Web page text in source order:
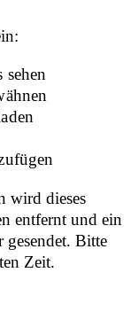
sehen
wird dieses
entfernt und ein
Bitte
Zeit.